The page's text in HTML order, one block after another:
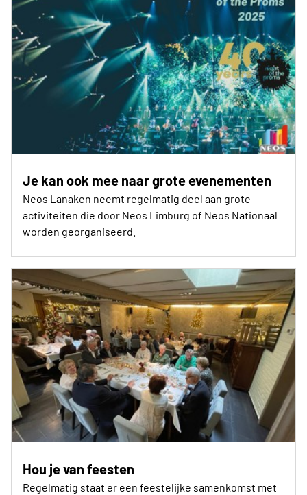
Je kan ook mee naar grote evenementen
Neos Lanaken neemt regelmatig deel aan grote
activiteiten die door Neos Limburg of Neos Nationaal
worden georganiseerd.
Hou je van feesten
Regelmatig staat er een feestelijke samenkomst met